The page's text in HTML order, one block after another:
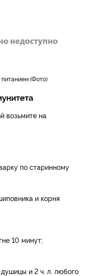
Фото
возьмите на
по старинному
и корня
10 минут;
душицы и 2 ч. л. любого